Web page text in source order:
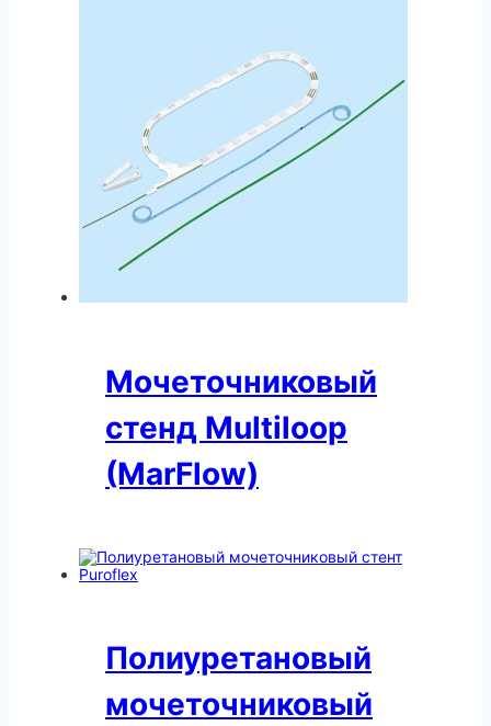
Мочеточниковый
стенд Multiloop
(MarFlow)
Полиуретановый
мочеточниковый